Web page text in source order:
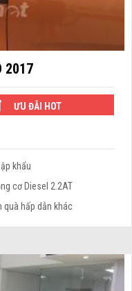
2017
ƯU ĐÃI HOT
khẩu
cơ Diesel 2.2AT
quà hấp dẫn khác